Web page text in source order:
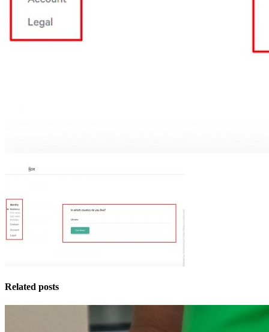
Related posts